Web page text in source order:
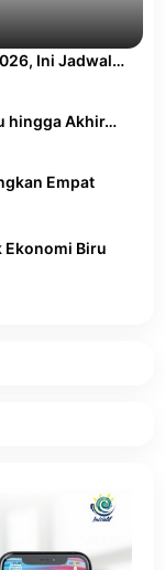
Ini Jadwal…
hingga Akhir…
Empat
Ekonomi Biru